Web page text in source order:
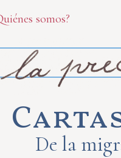
somos?
De la